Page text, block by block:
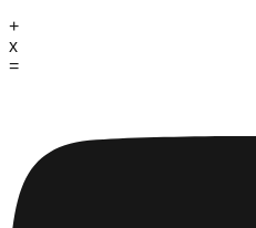
+
x
=